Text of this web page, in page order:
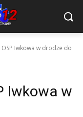
Iwkowa w drodze do
Iwkowa w